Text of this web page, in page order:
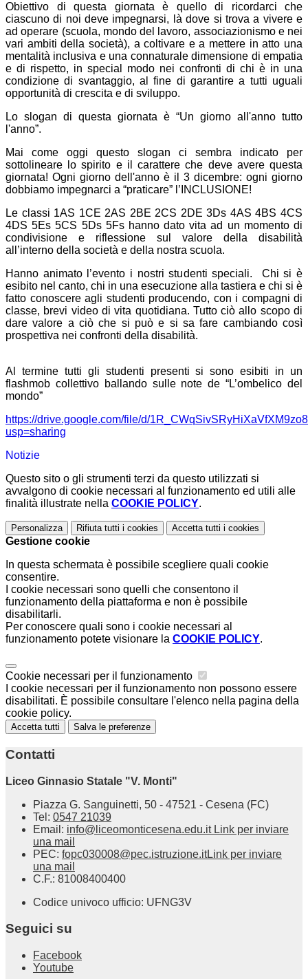
Obiettivo di questa giornata è quello di ricordarci che
ciascuno di noi deve impegnarsi, là dove si trova a vivere e
ad operare (scuola, mondo del lavoro, associazionismo e nei
vari ambiti della società), a coltivare e a mettere in atto una
mentalità inclusiva e una connaturale dimensione di empatia
e di rispetto, in special modo nei confronti di chi è in una
condizione di svantaggio, al fine di garantire a tutti uguali
opportunità di crescita e di sviluppo.
Lo slogan di questa giornata è “Un giorno all'anno tutto
l'anno”.
Mai come oggi questo slogan ci sembra indicato per
sottolineare lo spirito e il carattere che deve avere questa
giornata! Ogni giorno dell'anno è il 3 dicembre: ogni giorno
dobbiamo impegnarci a “praticare” l’INCLUSIONE!
Le classi 1AS 1CE 2AS 2BE 2CS 2DE 3Ds 4AS 4BS 4CS
4DS 5Es 5CS 5Ds 5Fs hanno dato vita ad un momento di
condivisione e riflessione sul valore della disabilità
all’interno della società e della nostra scuola.
Hanno animato l’evento i nostri studenti speciali. Chi si è
esibito nel canto, chi in una esecuzione alla tastiera e chi si è
fatto conoscere agli studenti producendo, con i compagni di
classe, brevi video di vita quotidiana. Tutto ciò allo scopo di
dare valore a ciò che si può e si sa fare cambiando così
prospettiva nei confronti della disabilità.
Al termine tutti gli studenti presenti si sono esibiti in un
flashmob collettivo ballando sulle note de “L’ombelico del
mondo”
https://drive.google.com/file/d/
usp=sharing
Notizie
Questo sito o gli strumenti terzi da questo utilizzati si
avvalgono di cookie necessari al funzionamento ed utili alle
finalità illustrate nella COOKIE POLICY.
Personalizza Rifiuta tutti i cookies Accetta tutti i cookies
Gestione cookie
In questa schermata è possibile scegliere quali cookie
consentire.
I cookie necessari sono quelli che consentono il
funzionamento della piattaforma e non è possibile
disabilitarli.
Per conoscere quali sono i cookie necessari al
funzionamento potete visionare la COOKIE POLICY.
Cookie necessari per il funzionamento
I cookie necessari per il funzionamento non possono essere
disabilitati. È possibile consultare l'elenco nella pagina della
cookie policy.
Accetta tutti Salva le preferenze
Contatti
Liceo Ginnasio Statale "V. Monti"
Piazza G. Sanguinetti, 50 - 47521 - Cesena (FC)
Tel: 0547 21039
Email: info@liceomonticesena.edu.it Link per inviare
una mail
PEC: fopc030008@pec.istruzione.itLink per inviare
una mail
C.F.: 81008400400
Codice univoco ufficio: UFNG3V
Seguici su
Facebook
Youtube